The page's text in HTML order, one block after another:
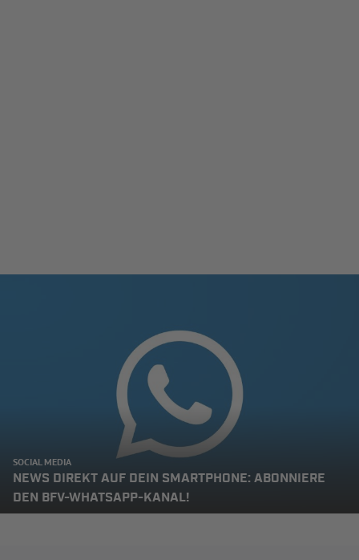
SOCIAL MEDIA
NEWS DIREKT AUF DEIN SMARTPHONE: ABONNIERE
DEN BFV-WHATSAPP-KANAL!